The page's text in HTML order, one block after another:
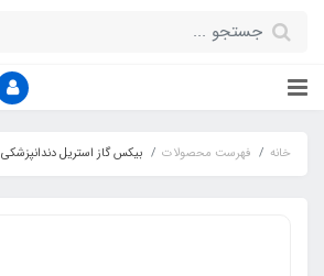
خانه فهرست محصولات بیکس گاز استریل دندانپزشکی